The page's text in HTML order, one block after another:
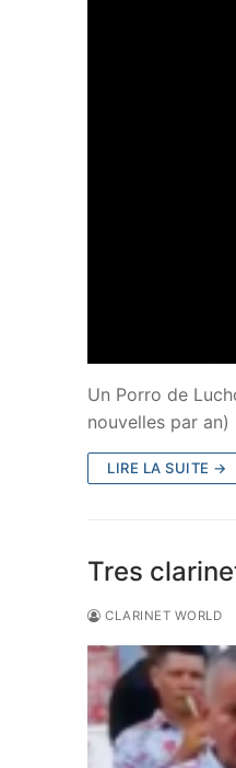
Un Porro de
nouvelles par
LIRE LA SUITE →
Tres
CLARINET WORLD